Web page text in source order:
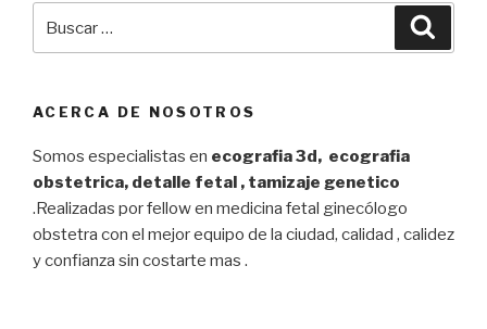
ACERCA DE NOSOTROS
Somos especialistas en ecografia 3d, ecografia
obstetrica, detalle fetal , tamizaje genetico
.Realizadas por fellow en medicina fetal ginecólogo
obstetra con el mejor equipo de la ciudad, calidad , calidez
y confianza sin costarte mas .